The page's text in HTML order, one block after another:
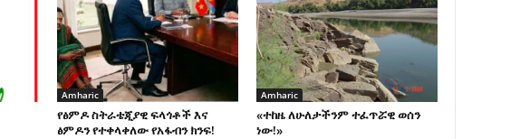
Amharic
የፅምዶ ስትራቴጂያዊ ፍላጎቶች እና
ፅምዶን የተቀላቀለው የአፋብን ክንፍ!
Amharic
«ተከዜ ለሁለታችንም ተፈጥሯዊ ወሰን
ነው!»